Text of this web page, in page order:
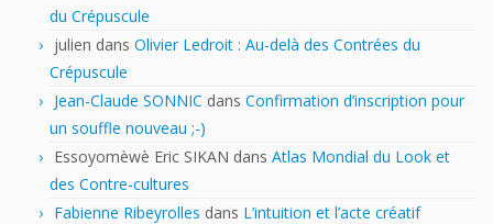
du Crépuscule
julien dans Olivier Ledroit : Au-delà des Contrées du
Crépuscule
Jean-Claude SONNIC dans Confirmation d’inscription pour
un souffle nouveau ;-)
Essoyomèwè Eric SIKAN dans Atlas Mondial du Look et
des Contre-cultures
Fabienne Ribeyrolles dans L’intuition et l’acte créatif